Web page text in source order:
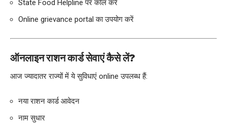
State Food Helpline पर कॉल करें
Online grievance portal का उपयोग करें
ऑनलाइन राशन कार्ड सेवाएं कैसे लें?
आज ज्यादातर राज्यों में ये सुविधाएं online उपलब्ध हैं:
नया राशन कार्ड आवेदन
नाम सुधार